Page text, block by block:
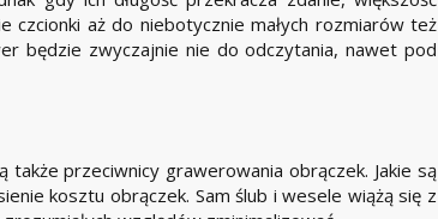
czcionki aż do niebotycznie małych rozmiarów też
będzie zwyczajnie nie do odczytania, nawet pod
przeciwnicy grawerowania obrączek. Jakie są
kosztu obrączek. Sam ślub i wesele wiążą się z